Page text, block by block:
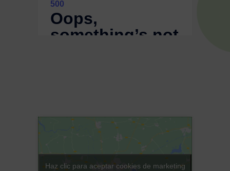
Haz clic para aceptar cookies de marketing